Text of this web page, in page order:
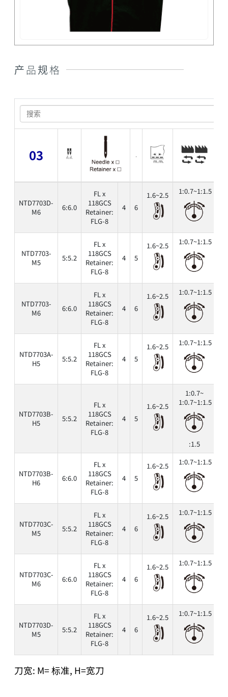
产品规格
03
NTD7703D-
M6
6:6.0
FL x
118GCS
Retainer:
FLG-8
4 6
1.6~2.5
1:0.7~1:1.5
NTD7703-
M5
5:5.2
FL x
118GCS
Retainer:
FLG-8
4 5
1.6~2.5
1:0.7~1:1.5
NTD7703-
M6
6:6.0
FL x
118GCS
Retainer:
FLG-8
4 6
1.6~2.5
1:0.7~1:1.5
NTD7703A-
H5
5:5.2
FL x
118GCS
Retainer:
FLG-8
4 5
1.6~2.5
1:0.7~1:1.5
NTD7703B-
H5
5:5.2
FL x
118GCS
Retainer:
FLG-8
4 5
1.6~2.5
1:0.7~
1:0.7~1:1.5
:1.5
NTD7703B-
H6
6:6.0
FL x
118GCS
Retainer:
FLG-8
4 5
1.6~2.5
1:0.7~1:1.5
NTD7703C-
M5
5:5.2
FL x
118GCS
Retainer:
FLG-8
4 6
1.6~2.5
1:0.7~1:1.5
NTD7703C-
M6
6:6.0
FL x
118GCS
Retainer:
FLG-8
4 6
1.6~2.5
1:0.7~1:1.5
NTD7703D-
M5
5:5.2
FL x
118GCS
Retainer:
FLG-8
4 6
1.6~2.5
1:0.7~1:1.5
刀宽: M= 标准, H=宽刀